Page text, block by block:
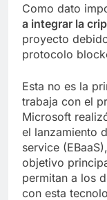
Como dato
a integrar la
proyecto
protocolo
Esta no es la
trabaja con el
Microsoft
el lanzamiento
service
objetivo
permitan a los
con esta